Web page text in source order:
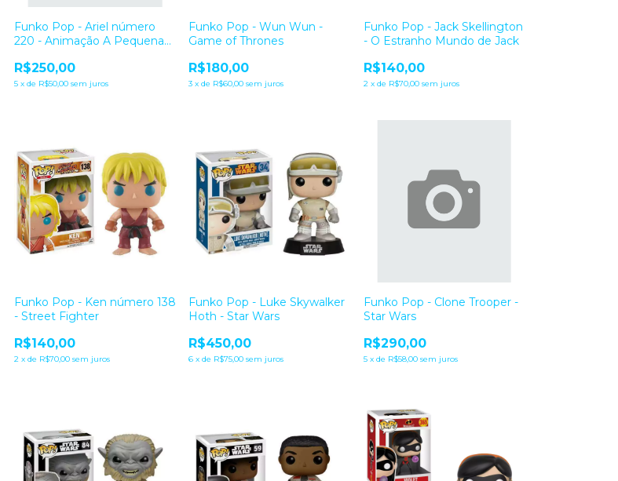
Funko Pop - Ariel número
220 - Animação A Pequena
R$250,00
5 x de R$50,00 sem juros
Funko Pop - Wun Wun -
Game of Thrones
R$180,00
3 xde R$60,00 sem juros
Funko Pop - Jack Skellington
- O Estranho Mundo de Jack
R$140,00
2 x de R$70,00 sem juros
Funko Pop - Ken número 138
- Street Fighter
R$140,00
2 x de R$70,00 sem juros
Funko Pop - Luke Skywalker
Hoth - Star Wars
R$450,00
6 xde R$75,00 sem juros
Funko Pop - Clone Trooper -
Star Wars
R$290,00
5 x de R$58,00 sem juros